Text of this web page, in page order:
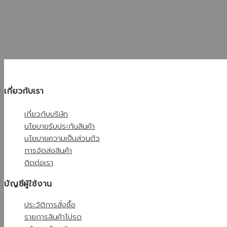
เกี่ยวกับเรา
เกี่ยวกับบริษัท
นโยบายรับประกันสินค้า
นโยบายความเป็นส่วนตัว
การจัดส่งสินค้า
ติดต่อเรา
บัญชีผู้ใช้งาน
ประวัติการสั่งซื้อ
รายการสินค้าโปรด